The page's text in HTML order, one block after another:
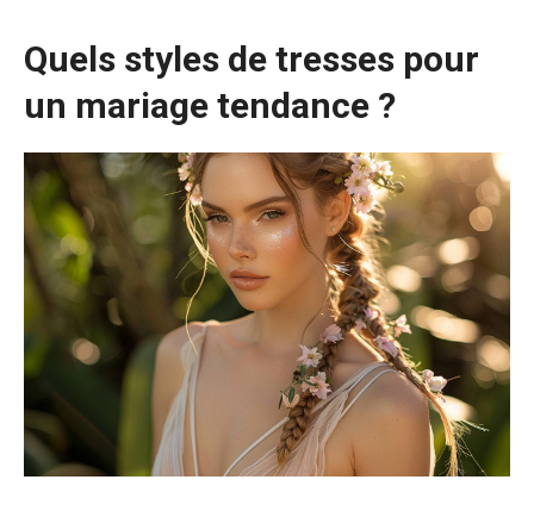
Quels styles de tresses pour
un mariage tendance ?